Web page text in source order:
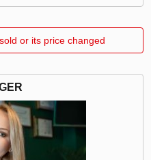
or its price changed